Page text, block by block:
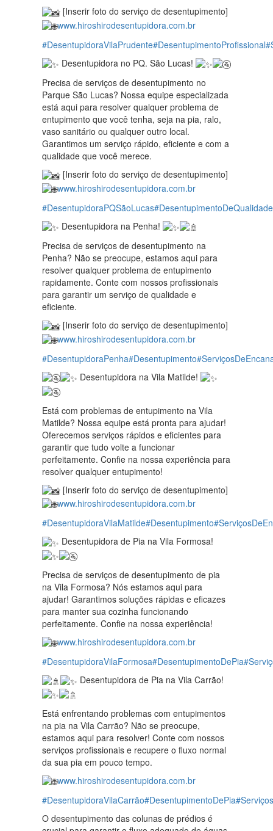
[Inserir foto do serviço de desentupimento]
www.hiroshirodesentupidora.com.br
#DesentupidoraVilaPrudente#DesentupimentoProfissional
Desentupidora no PQ. São Lucas!
Precisa de serviços de desentupimento no
Parque São Lucas? Nossa equipe especializada
está aqui para resolver qualquer problema de
entupimento que você tenha, seja na pia, ralo,
vaso sanitário ou qualquer outro local.
Garantimos um serviço rápido, eficiente e com a
qualidade que você merece.
[Inserir foto do serviço de desentupimento]
www.hiroshirodesentupidora.com.br
#DesentupidoraPQSãoLucas#DesentupimentoDeQualidade
Desentupidora na Penha!
Precisa de serviços de desentupimento na
Penha? Não se preocupe, estamos aqui para
resolver qualquer problema de entupimento
rapidamente. Conte com nossos profissionais
para garantir um serviço de qualidade e
eficiente.
[Inserir foto do serviço de desentupimento]
www.hiroshirodesentupidora.com.br
#DesentupidoraPenha#Desentupimento
Desentupidora na Vila Matilde!
Está com problemas de entupimento na Vila
Matilde? Nossa equipe está pronta para ajudar!
Oferecemos serviços rápidos e eficientes para
garantir que tudo volte a funcionar
perfeitamente. Confie na nossa experiência para
resolver qualquer entupimento!
[Inserir foto do serviço de desentupimento]
www.hiroshirodesentupidora.com.br
#DesentupidoraVilaMatilde#Desentupimento
Desentupidora de Pia na Vila Formosa!
Precisa de serviços de desentupimento de pia
na Vila Formosa? Nós estamos aqui para
ajudar! Garantimos soluções rápidas e eficazes
para manter sua cozinha funcionando
perfeitamente. Confie na nossa experiência!
www.hiroshirodesentupidora.com.br
#DesentupidoraVilaFormosa#DesentupimentoDePia
Desentupidora de Pia na Vila Carrão!
Está enfrentando problemas com entupimentos
na pia na Vila Carrão? Não se preocupe,
estamos aqui para resolver! Conte com nossos
serviços profissionais e recupere o fluxo normal
da sua pia em pouco tempo.
www.hiroshirodesentupidora.com.br
#DesentupidoraVilaCarrão#DesentupimentoDePia
O desentupimento das colunas de prédios é